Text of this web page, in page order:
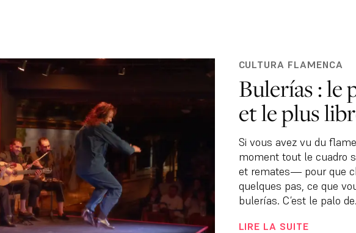
CULTURA FLAMENCA
Bulerías : le
et le plus
Si vous avez vu du
moment tout le cuadro
et remates— pour que
quelques pas, ce que
bulerías. C’est le palo
LIRE LA SUITE